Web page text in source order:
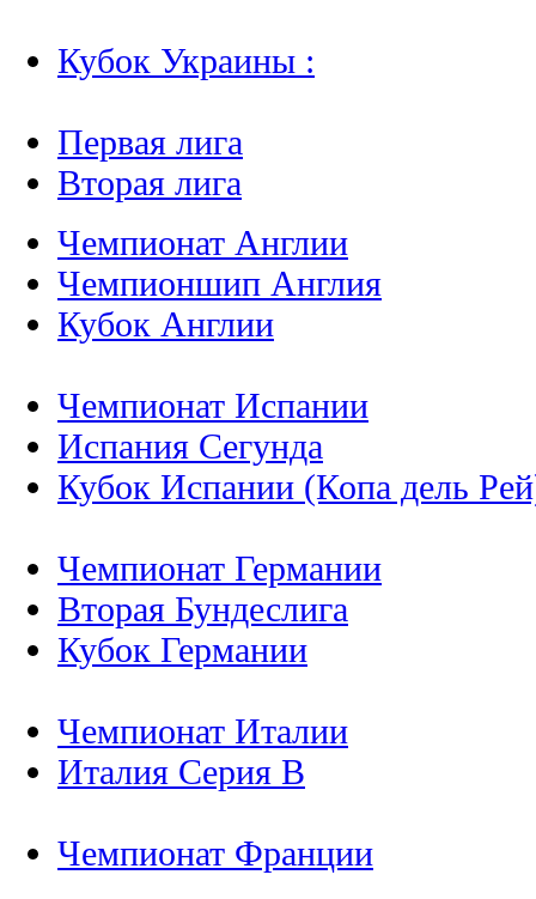
Кубок Украины :
Первая лига
Вторая лига
Чемпионат Англии
Чемпионшип Англия
Кубок Англии
Чемпионат Испании
Испания Сегунда
Кубок Испании (Копа дель
Чемпионат Германии
Вторая Бундеслига
Кубок Германии
Чемпионат Италии
Италия Серия B
Чемпионат Франции